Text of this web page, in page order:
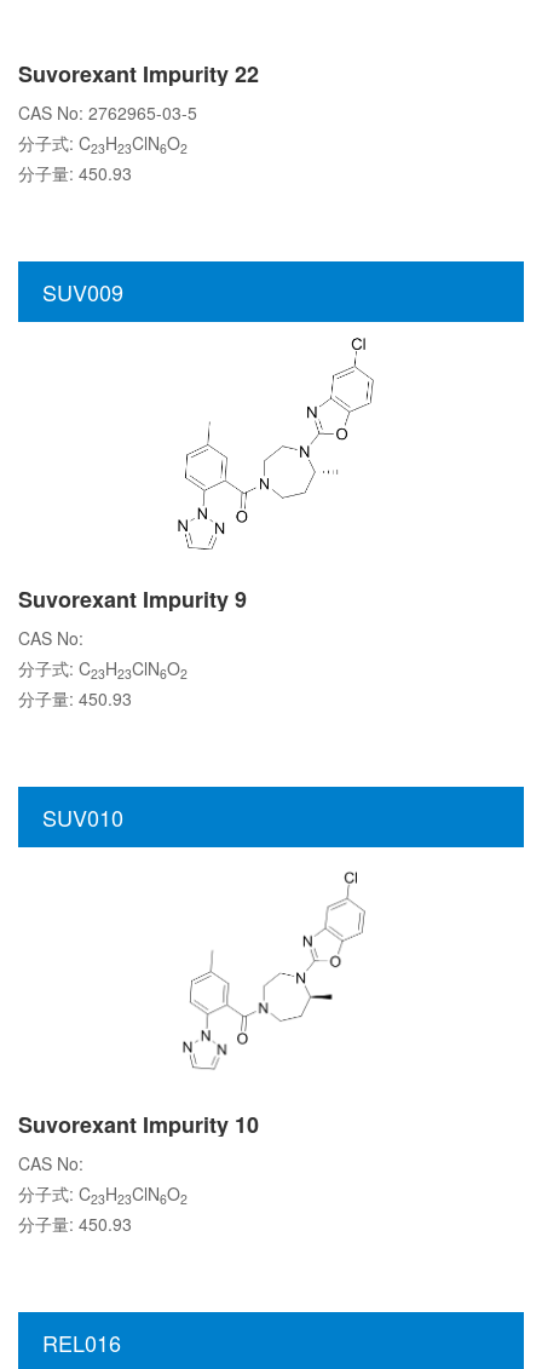
Suvorexant Impurity 22
CAS No: 2762965-03-5
分子式: C23H23ClN6O2
分子量: 450.93
SUV009
Suvorexant Impurity 9
CAS No:
分子式: C23H23ClN6O2
分子量: 450.93
SUV010
Suvorexant Impurity 10
CAS No:
分子式: C23H23ClN6O2
分子量: 450.93
REL016